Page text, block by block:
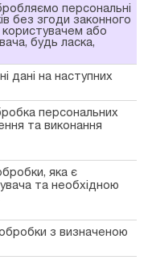
персональні
без згоди законного
або
будь ласка,
дані на наступних
персональних
та виконання
яка є
та необхідною
з визначеною